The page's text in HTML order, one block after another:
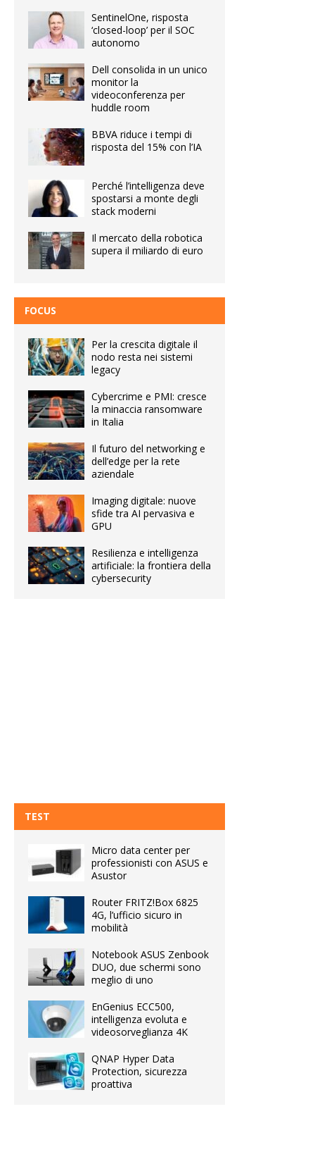
SentinelOne, risposta
‘closed-loop’ per il SOC
autonomo
Dell consolida in un unico
monitor la
videoconferenza per
huddle room
BBVA riduce i tempi di
risposta del 15% con l’IA
Perché l’intelligenza deve
spostarsi a monte degli
stack moderni
Il mercato della robotica
supera il miliardo di euro
FOCUS
Per la crescita digitale il
nodo resta nei sistemi
legacy
Cybercrime e PMI: cresce
la minaccia ransomware
in Italia
Il futuro del networking e
dell’edge per la rete
aziendale
Imaging digitale: nuove
sfide tra AI pervasiva e
GPU
Resilienza e intelligenza
artificiale: la frontiera della
cybersecurity
TEST
Micro data center per
professionisti con ASUS e
Asustor
Router FRITZ!Box 6825
4G, l’ufficio sicuro in
mobilità
Notebook ASUS Zenbook
DUO, due schermi sono
meglio di uno
EnGenius ECC500,
intelligenza evoluta e
videosorveglianza 4K
QNAP Hyper Data
Protection, sicurezza
proattiva